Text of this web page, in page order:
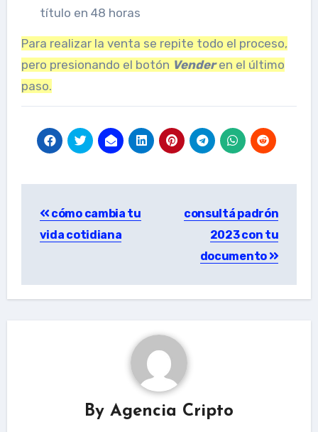
título en 48 horas
Para realizar la venta se repite todo el proceso,
pero presionando el botón Venderen el último
paso.
navigation
cómo cambia tu
vida cotidiana
consultá padrón
2023 con tu
documento
By Agencia Cripto